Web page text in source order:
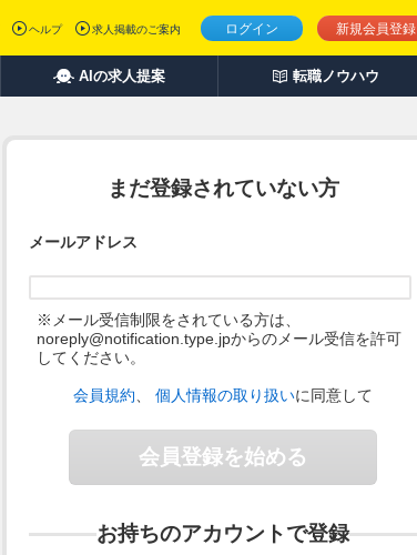
ログイン 新規会員登録
ヘルプ 求人掲載のご案内
AIの求人提案 転職ノウハウ
まだ登録されていない方
メールアドレス
※メール受信制限をされている方は、
noreply@notification.type.jpからのメール受信を許可
してください。
会員規約 個人情報の取り扱いに同意して
会員登録を始める
お持ちのアカウントで登録